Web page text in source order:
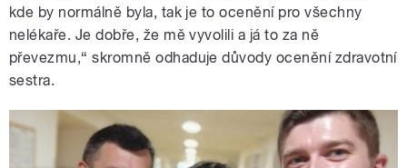
kde by normálně byla, tak je to ocenění pro všechny
nelékaře. Je dobře, že mě vyvolili a já to za ně
převezmu,“ skromně odhaduje důvody ocenění zdravotní
sestra.